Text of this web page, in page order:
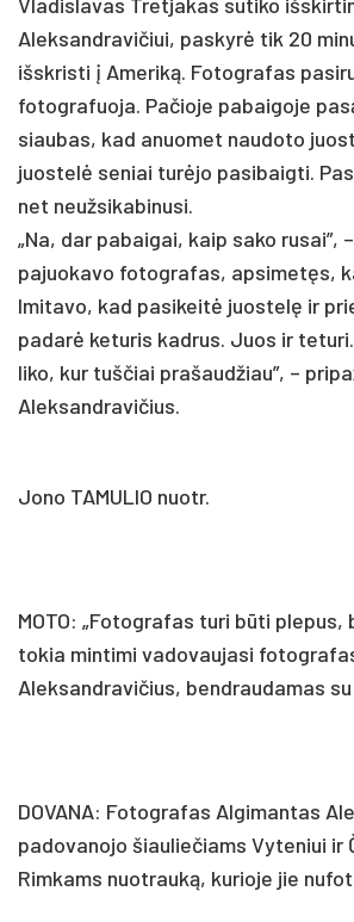
Aleksandravičiui, paskyrė tik 20
išskristi į Ameriką. Fotografas
fotografuoja. Pačioje pabaigoje
siaubas, kad anuomet naudoto
juostelė seniai turėjo pasibaigti.
net neužsikabinusi.
„Na, dar pabaigai, kaip sako rusai”,
pajuokavo fotografas, apsimetęs,
Imitavo, kad pasikeitė juostelę ir
padarė keturis kadrus. Juos ir
liko, kur tuščiai prašaudžiau”, –
Aleksandravičius.
Jono TAMULIO nuotr.
MOTO: „Fotografas turi būti plepus,
tokia mintimi vadovaujasi
Aleksandravičius, bendraudamas
DOVANA: Fotografas Algimantas
padovanojo šiauliečiams Vyteniui ir
Rimkams nuotrauką, kurioje jie